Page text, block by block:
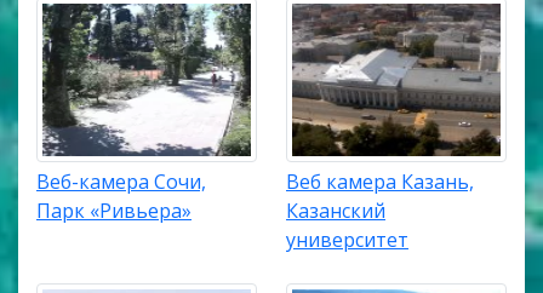
Веб-камера Сочи,
Парк «Ривьера»
Веб камера Казань,
Казанский
университет